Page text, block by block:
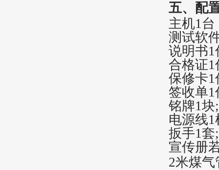
五、配
主机1台
测试软
说明书1
合格证1
保修卡1
签收单1
铭牌1块;
电源线1
扳手1套;
宣传册
2米煤气